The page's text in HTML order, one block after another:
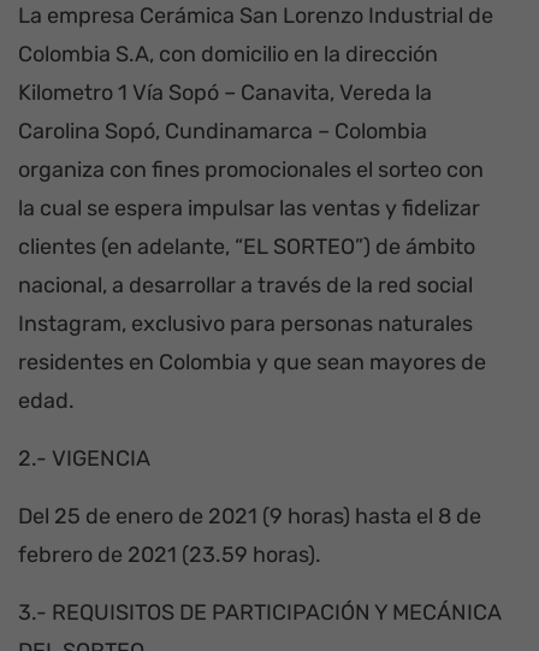
La empresa Cerámica San Lorenzo Industrial de
Colombia S.A, con domicilio en la dirección
Kilometro 1 Vía Sopó – Canavita, Vereda la
Carolina Sopó, Cundinamarca – Colombia
organiza con fines promocionales el sorteo con
la cual se espera impulsar las ventas y fidelizar
clientes (en adelante, “EL SORTEO”) de ámbito
nacional, a desarrollar a través de la red social
Instagram, exclusivo para personas naturales
residentes en Colombia y que sean mayores de
edad.
2.- VIGENCIA
Del 25 de enero de 2021 (9 horas) hasta el 8 de
febrero de 2021 (23.59 horas).
3.- REQUISITOS DE PARTICIPACIÓN Y MECÁNICA